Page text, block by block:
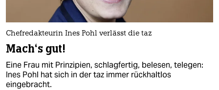
Chefredakteurin Ines Pohl verlässt die taz
Mach‘s gut!
Eine Frau mit Prinzipien, schlagfertig, belesen, telegen:
Ines Pohl hat sich in der taz immer rückhaltlos
eingebracht.